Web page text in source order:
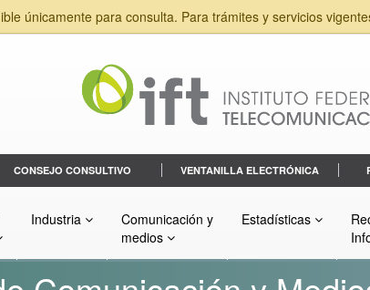
únicamente para consulta. Para trámites y servicios
CONSEJO CONSULTIVO VENTANILLA ELECTRÓNICA
Industria
Comunicación y
medios
Estadísticas